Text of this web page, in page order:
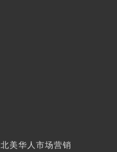
北美华人市场营销